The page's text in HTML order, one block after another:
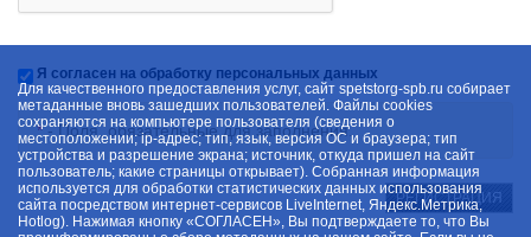
Я согласен на обработку персональных данных
*- Поля, обязательные для заполнения.
РЕГИСТРАЦИЯ
Для качественного предоставления услуг, сайт spetstorg-spb.ru собирает
метаданные вновь зашедших пользователей. Файлы cookies
сохраняются на компьютере пользователя (сведения о
местоположении; ip-адрес; тип, язык, версия ОС и браузера; тип
устройства и разрешение экрана; источник, откуда пришел на сайт
пользователь; какие страницы открывает). Собранная информация
используется для обработки статистических данных использования
сайта посредством интернет-сервисов LiveInternet, Яндекс.Метрика,
Hotlog). Нажимая кнопку «СОГЛАСЕН», Вы подтверждаете то, что Вы